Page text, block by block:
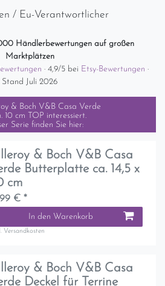
/ Eu-Verantwortlicher
Händlerbewertungen auf großen
Marktplätzen
· 4,9/5 bei Etsy-Bewertungen ·
Stand Juli 2026
& Boch V&B Casa Verde
10 cm TOP interessiert.
Serie finden Sie hier:
& Boch V&B Casa
Butterplatte ca. 14,5 x
cm
€ *
In den Warenkorb
Versandkosten
& Boch V&B Casa
Deckel für Terrine